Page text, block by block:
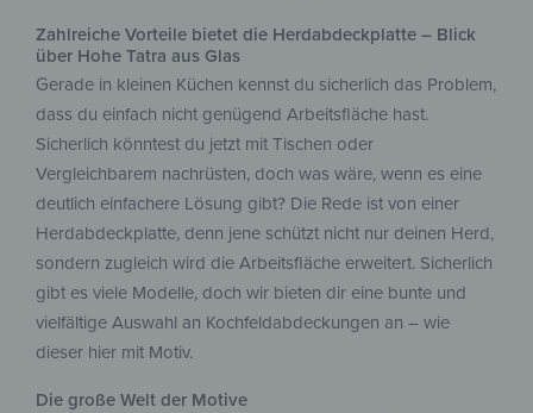
Zahlreiche Vorteile bietet die Herdabdeckplatte – Blick
über Hohe Tatra aus Glas
Gerade in kleinen Küchen kennst du sicherlich das Problem,
dass du einfach nicht genügend Arbeitsfläche hast.
Sicherlich könntest du jetzt mit Tischen oder
Vergleichbarem nachrüsten, doch was wäre, wenn es eine
deutlich einfachere Lösung gibt? Die Rede ist von einer
Herdabdeckplatte, denn jene schützt nicht nur deinen Herd,
sondern zugleich wird die Arbeitsfläche erweitert. Sicherlich
gibt es viele Modelle, doch wir bieten dir eine bunte und
vielfältige Auswahl an Kochfeldabdeckungen an – wie
dieser hier mit Motiv.
Die große Welt der Motive